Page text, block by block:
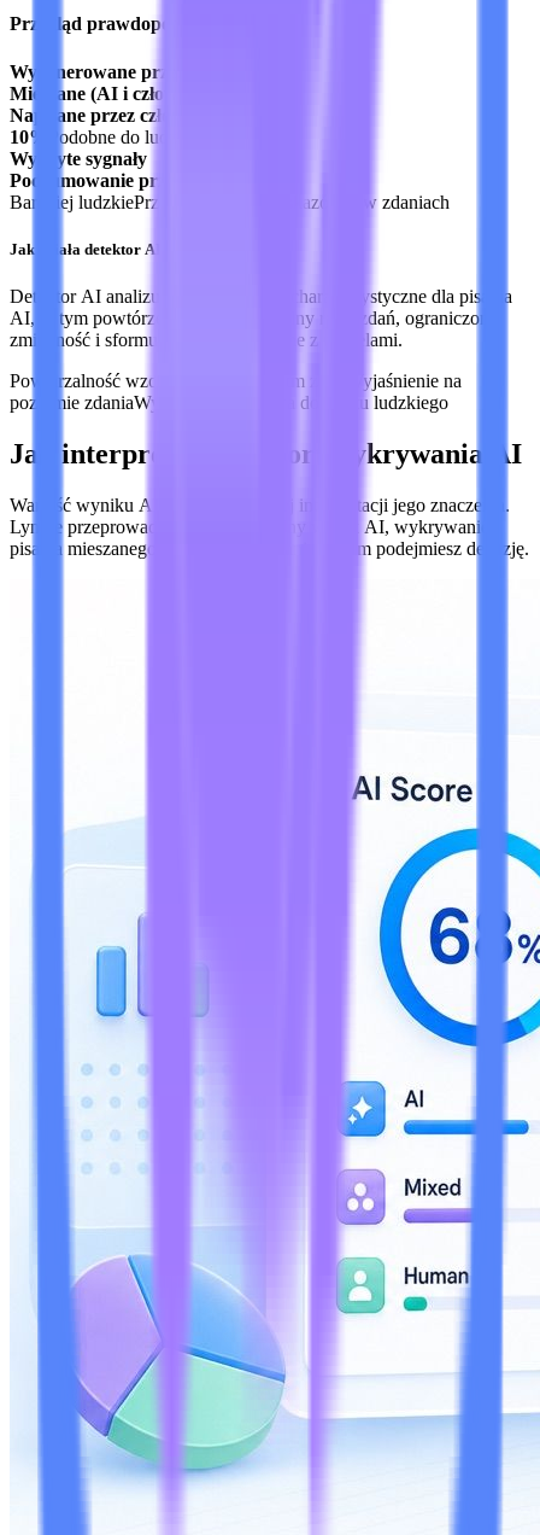
Przegląd prawdopodobieństwa AI
Wygenerowane przez AI
Mieszane (AI i człowiek)
Napisane przez człowieka
10%
Podobne do ludzkiego
Wykryte sygnały
Podsumowanie przeglądu
Bardziej ludzkiePrzejrzysty raport Wskazówki w zdaniach
Jak działa detektor AI Lynote
Detektor AI analizuje wzorce często charakterystyczne dla pisania
AI, w tym powtórzenia, przewidywalny rytm zdań, ograniczoną
zmienność i sformułowania powiązane z modelami.
Powtarzalność wzorców
Jednolity rytm zdań
Wyjaśnienie na
poziomie zdaniaWynik podobieństwa do tekstu ludzkiego
Jak interpretować raport wykrywania AI
Wartość wyniku AI zależy od Twojej interpretacji jego znaczenia.
Lynote przeprowadzi Cię przez ogólny wynik AI, wykrywanie
pisania mieszanego i wyróżnione zdania, zanim podejmiesz decyzję.